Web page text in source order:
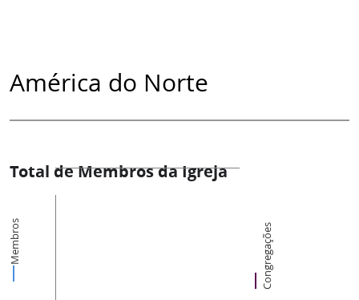
América do Norte
Total de Membros da Igreja
Membros Congregações